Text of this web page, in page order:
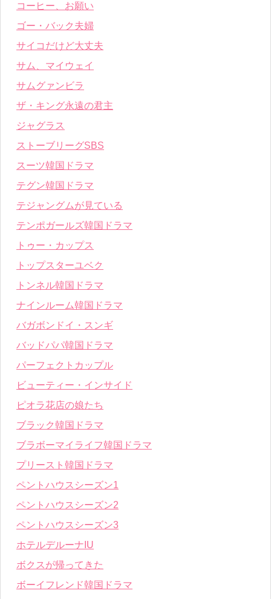
コーヒー、お願い
ゴー・バック夫婦
サイコだけど大丈夫
サム、マイウェイ
サムグァンビラ
ザ・キング永遠の君主
ジャグラス
ストーブリーグSBS
スーツ韓国ドラマ
テグン韓国ドラマ
テジャングムが見ている
テンポガールズ韓国ドラマ
トゥー・カップス
トップスターユベク
トンネル韓国ドラマ
ナインルーム韓国ドラマ
バガボンドイ・スンギ
バッドパパ韓国ドラマ
パーフェクトカップル
ビューティー・インサイド
ピオラ花店の娘たち
ブラック韓国ドラマ
ブラボーマイライフ韓国ドラマ
プリースト韓国ドラマ
ペントハウスシーズン1
ペントハウスシーズン2
ペントハウスシーズン3
ホテルデルーナIU
ボクスが帰ってきた
ボーイフレンド韓国ドラマ